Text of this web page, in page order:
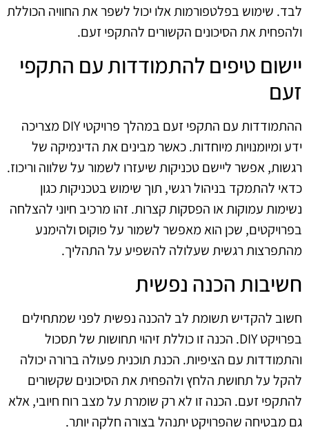
לבד. שימוש בפלטפורמות אלו יכול לשפר את החוויה הכוללת
ולהפחית את הסיכונים הקשורים להתקפי זעם.
יישום טיפים להתמודדות עם התקפי
זעם
ההתמודדות עם התקפי זעם במהלך פרויקטי DIY מצריכה
ידע ומיומנויות מיוחדות. כאשר מבינים את הדינמיקה של
רגשות, אפשר ליישם טכניקות שיעזרו לשמור על שלווה וריכוז.
כדאי להתמקד בניהול רגשי, תוך שימוש בטכניקות כגון
נשימות עמוקות או הפסקות קצרות. זהו מרכיב חיוני להצלחה
בפרויקטים, שכן הוא מאפשר לשמור על פוקוס ולהימנע
מהתפרצות רגשית שעלולה להשפיע על התהליך.
חשיבות הכנה נפשית
חשוב להקדיש תשומת לב להכנה נפשית לפני שמתחילים
בפרויקט DIY. הכנה זו כוללת זיהוי תחושות של תסכול
והתמודדות עם הציפיות. הכנת תוכנית פעולה ברורה יכולה
להקל על תחושת הלחץ ולהפחית את הסיכונים שקשורים
להתקפי זעם. הכנה זו לא רק שומרת על מצב רוח חיובי, אלא
גם מבטיחה שהפרויקט יתנהל בצורה חלקה יותר.